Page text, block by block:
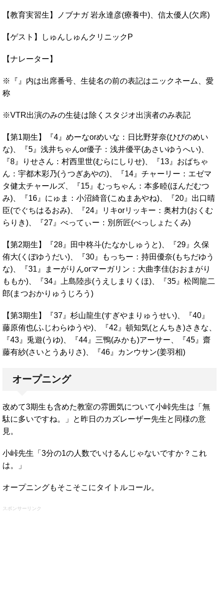
【教育実習生】ノブナガ 岩永達彦(療養中)、信太優人(欠席)
【ゲスト】しゅんしゅんクリニックP
【ナレーター】
※『』内は出席番号、生徒名の前の表記はニックネーム、愛
称
※VTR出演のみの生徒は除くスタジオ出演者のみ表記
【第1期生】『4』めーなorめいな：日比野芽奈(ひびのめい
な)、『5』浅井ちゃんor優子：浅井優平(あさいゆうへい)、
『8』りせさん：村西里世(むらにしりせ)、『13』おばちゃ
ん：宇都木彩乃(うつぎあやの)、『14』チャーリー：エゼマ
タ健太チャールズ、『15』むっちゃん：本多睦(ほんだむつ
み)、『16』にゅま：小沼綺音(こぬまあやね)、『20』出口晴
臣(でぐちはるおみ)、『24』リキorリッキー：奥村力(おくむ
らりき)、『27』べってぃー：別所匠(べっしょたくみ)
【第2期生】『28』田中柊斗(たなかしゅうと)、『29』久保
侑大(くぼゆうだい)、『30』もっちー：持田優奈(もちだゆう
な)、『31』まーがりんorマーガリン：大曲李佳(おおまがり
ももか)、『34』上島陸歩(うえしまりくほ)、『35』松岡龍二
郎(まつおかりゅうじろう)
【第3期生】『37』杉山龍生(すぎやまりゅうせい)、『40』
藤原侑也(ふじわらゆうや)、『42』頓知気(とんちき)さきな、
『43』兎遊(うゆ)、『44』三鴨(みかも)アーサー、『45』齋
藤有紗(さいとうありさ)、『46』カンウサン(姜羽相)
オープニング
改めて3期生も含めた教室の雰囲気について小峠先生は「無
駄に多いですね。」と昨日のカズレーザー先生と同様の意
見。
小峠先生「3分の1の人数でいけるんじゃないですか？これ
は。」
オープニングもそこそこにタイトルコール。
スポンサーリンク